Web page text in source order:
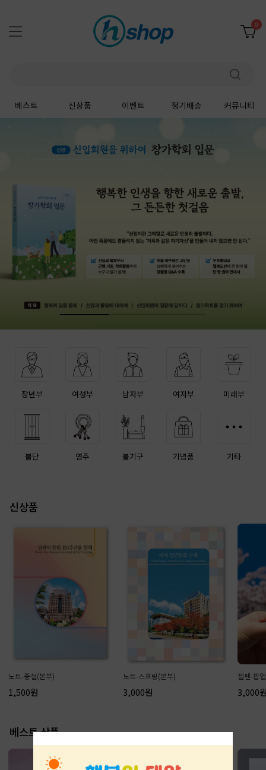
0
베스트 신상품 이벤트 정기배송 커뮤니티
장년부 여성부 남자부 여자부 미래부
불단 염주 불기구 기념품 기타
신상품
노트-중철(본부)
1,500원
노트-스프링(본부)
3,000원
젤펜-팝업
3,000
베스트 상품